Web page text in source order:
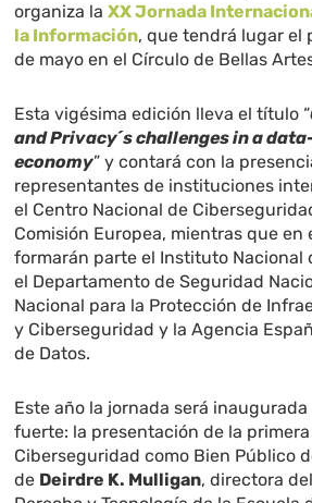
organiza laXX Jornada
la Información, que tendrá lugar el
de mayo en el Círculo de Bellas
Esta vigésima edición lleva el título “
and Privacy´s challenges in a
economy” y contará con la
representantes de instituciones
el Centro Nacional de
Comisión Europea, mientras que en
formarán parte el Instituto Nacional
el Departamento de Seguridad
Nacional para la Protección de
y Ciberseguridad y la Agencia
de Datos.
Este año la jornada será
fuerte: la presentación de la
Ciberseguridad como Bien Público
de Deirdre K. Mulligan, directora